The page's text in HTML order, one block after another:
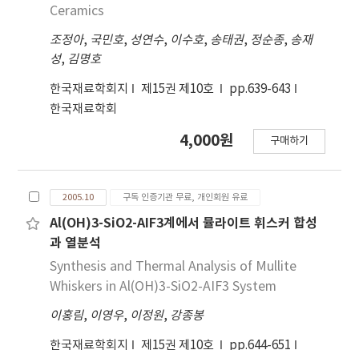
Ceramics
조정아, 국민호, 성연수, 이수호, 송태권, 정순종, 송재
성, 김명호
한국재료학회지 제15권 제10호
pp.639-643
한국재료학회
4,000원 구매하기
2005.10 구독 인증기관 무료, 개인회원 유료
Al(OH)3-SiO2-AIF3계에서 뮬라이트 휘스커 합성
과 열분석
Synthesis and Thermal Analysis of Mullite
Whiskers in Al(OH)3-SiO2-AIF3 System
이홍림, 이영우, 이정원, 강종봉
한국재료학회지 제15권 제10호 pp.644-651